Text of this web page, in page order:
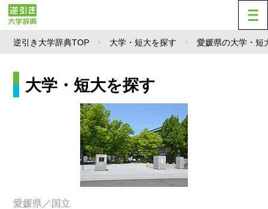
逆引き大学辞典TOP 大学・短大を探す 愛媛県の大学・短
大学・短大を探す
愛媛県／国立